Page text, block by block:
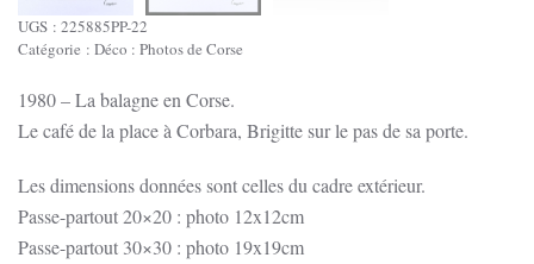
UGS : 225885PP-22
Catégorie : Déco : Photos de Corse
1980 – La balagne en Corse.
Le café de la place à Corbara, Brigitte sur le pas de sa porte.
Les dimensions données sont celles du cadre extérieur.
Passe-partout 20×20 : photo 12x12cm
Passe-partout 30×30 : photo 19x19cm